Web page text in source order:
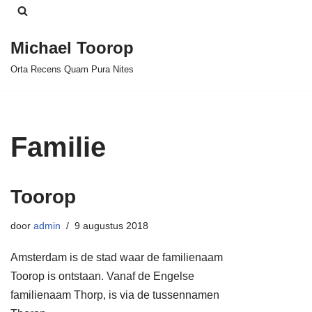
naar
de
Michael Toorop
Orta Recens Quam Pura Nites
Familie
Toorop
door admin 9 augustus 2018
Amsterdam is de stad waar de familienaam
Toorop is ontstaan. Vanaf de Engelse
familienaam Thorp, is via de tussennamen